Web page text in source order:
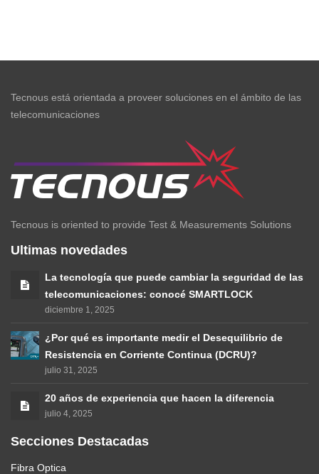
Tecnous está orientada a proveer soluciones en el ámbito de las
telecomunicaciones
Tecnous is oriented to provide Test & Measurements Solutions
Ultimas novedades
La tecnología que puede cambiar la seguridad de las
telecomunicaciones: conocé SMARTLOCK
diciembre 1, 2025
¿Por qué es importante medir el Desequilibrio de
Resistencia en Corriente Continua (DCRU)?
julio 31, 2025
20 años de experiencia que hacen la diferencia
julio 4, 2025
Secciones Destacadas
Fibra Optica